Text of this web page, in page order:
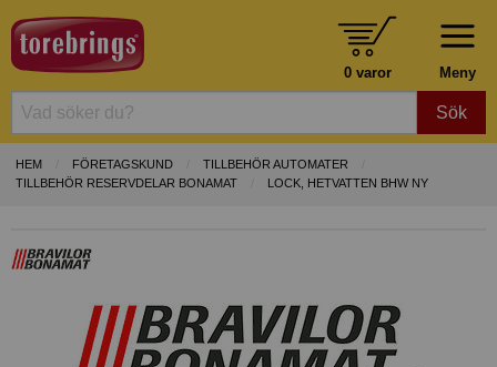
Meny
0 varor
Sök
HEM FÖRETAGSKUND
TILLBEHÖR AUTOMATER
TILLBEHÖR RESERVDELAR BONAMAT
LOCK, HETVATTEN BHW NY